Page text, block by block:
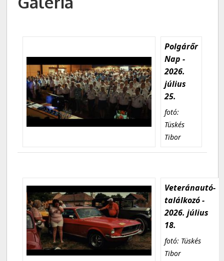
Polgárőr
Nap -
2026.
július
25.
fotó:
Tüskés
Tibor
Veteránautó-
találkozó -
2026. július
18.
fotó: Tüskés
Tibor